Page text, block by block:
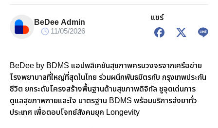
BeDee Admin
11/05/2026
แชร์
BeDee by BDMS แอปพลิเคชันสุขภาพครบวงจรจากเครือข่าย
โรงพยาบาลที่ใหญ่ที่สุดในไทย ร่วมผนึกพันธมิตรกับ กรุงเทพประกัน
ชีวิต ยกระดับโครงสร้างพื้นฐานด้านสุขภาพดิจิทัล ชูจุดเด่นการ
ดูแลสุขภาพกายและใจ มาตรฐาน BDMS พร้อมบริการส่งยาทั่ว
ประเทศ เพื่อตอบโจทย์สังคมยุค Longevity